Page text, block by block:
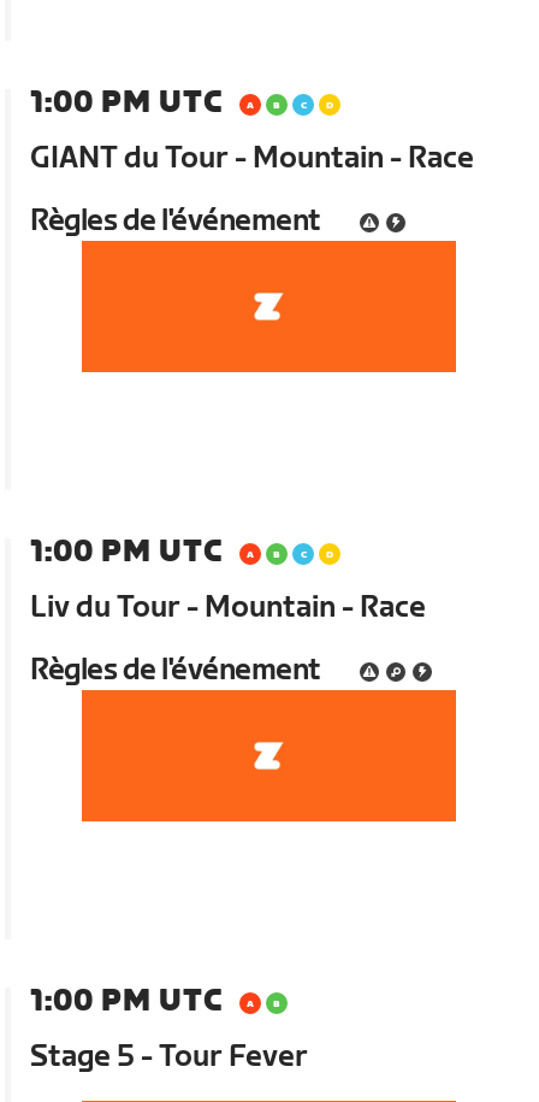
1:00 PM UTC
GIANT du Tour - Mountain - Race
Règles de l'événement
1:00 PM UTC
Liv du Tour - Mountain - Race
Règles de l'événement
1:00 PM UTC
Stage 5 - Tour Fever